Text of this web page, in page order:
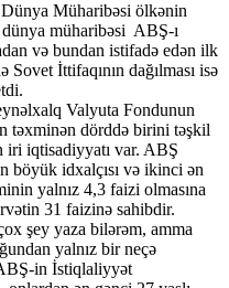
Müharibəsi ölkənin
müharibəsi ABŞ-ı
və bundan istifadə edən ilk
İttifaqının dağılması isə
Valyuta Fondunun
təxminən dörddə birini təşkil
iqtisadiyyatı var. ABŞ
böyük idxalçısı və ikinci ən
yalnız 4,3 faizi olmasına
31 faizinə sahibdir.
şey yaza bilərəm, amma
yalnız bir neçə
in İstiqlaliyyət